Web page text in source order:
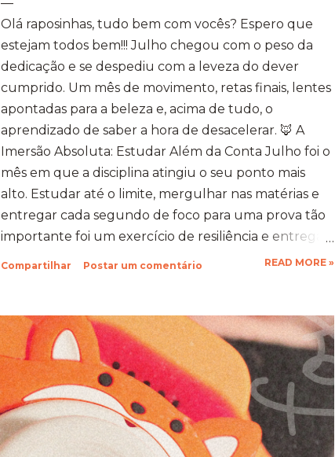
Olá raposinhas, tudo bem com vocês? Espero que
estejam todos bem!!! Julho chegou com o peso da
dedicação e se despediu com a leveza do dever
cumprido. Um mês de movimento, retas finais, lentes
apontadas para a beleza e, acima de tudo, o
aprendizado de saber a hora de desacelerar. ​🦊 A
Imersão Absoluta: Estudar Além da Conta ​Julho foi o
mês em que a disciplina atingiu o seu ponto mais
alto. Estudar até o limite, mergulhar nas matérias e
entregar cada segundo de foco para uma prova tão
importante foi um exercício de resiliência e entrega.
Aprendi que quando a gente se compromete de
sabia que tinha. Foi exaustivo, mas foi a prova
concreta da minha própria força. 🦊 A Viagem para
Holambra: O Cenário do Desafio ​Trocar de ar e ir
fazer a prova em Holambra transformou o peso do
compromisso em uma experiência memorável. A
cidade das flores, com sua arquitetura, suas estufas e
suas estra...
Compartilhar Postar um comentário READ MORE »